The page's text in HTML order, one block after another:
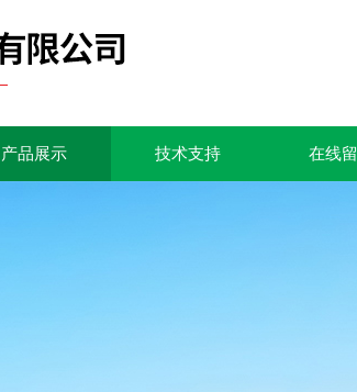
产品展示 技术支持 在线